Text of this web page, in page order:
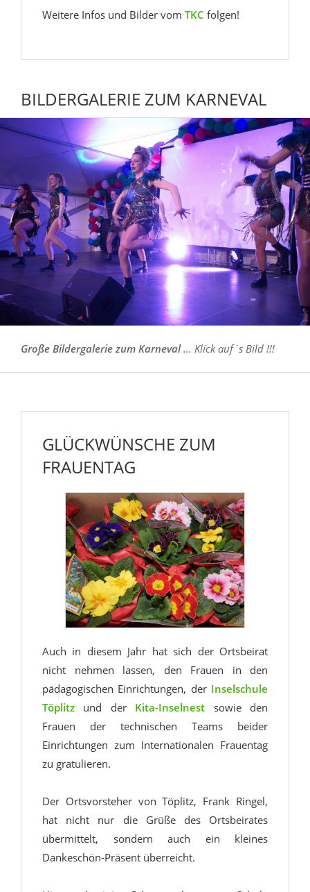
Weitere Infos und Bilder vom TKC folgen!
BILDERGALERIE ZUM KARNEVAL
Große Bildergalerie zum Karneval... Klick auf´s Bild !!!
GLÜCKWÜNSCHE ZUM
FRAUENTAG
Auch in diesem Jahr hat sich der Ortsbeirat
nicht nehmen lassen, den Frauen in den
pädagogischen Einrichtungen, der Inselschule
Töplitz und der Kita-Inselnest sowie den
Frauen der technischen Teams beider
Einrichtungen zum Internationalen Frauentag
zu gratulieren.
Der Ortsvorsteher von Töplitz, Frank Ringel,
hat nicht nur die Grüße des Ortsbeirates
übermittelt, sondern auch ein kleines
Dankeschön-Präsent überreicht.